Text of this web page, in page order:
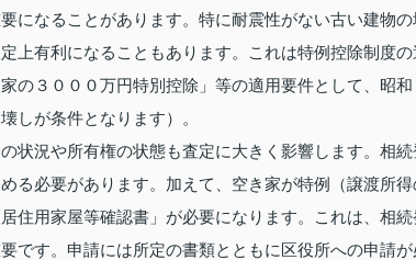
になることがあります。特に耐震性がない古い建物
上有利になることもあります。これは特例控除制度
家の３０００万円特別控除」等の適用要件として、昭
しが条件となります）。
状況や所有権の状態も査定に大きく影響します。相
る必要があります。加えて、空き家が特例（譲渡所
住用家屋等確認書」が必要になります。これは、相
です。申請には所定の書類とともに区役所への申請